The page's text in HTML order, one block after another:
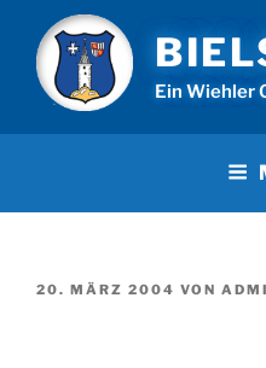
Inhalt
springen
Ein Wiehler
VERÖFFENTLICHT
20. MÄRZ 2004 VON